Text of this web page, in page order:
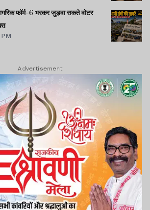
फॉर्म-6 भरकर जुड़वा सकते वोटर
Advertisement